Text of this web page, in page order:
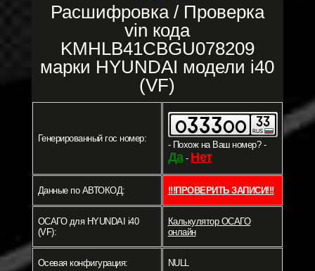
Расшифровка / Проверка
vin кода
KMHLB41CBGU078209
марки HYUNDAI модели i40
(VF)
Генерированный гос номер:
- Похож на Ваш номер? -
Да- Нет
Данные по АВТОКОД: !!!ПРОВЕРИТЬ ЗАПИСИ!!!
ОСАГО для HYUNDAI i40
(VF):
Калькулятор ОСАГО
онлайн
Осевая конфигурация: NULL